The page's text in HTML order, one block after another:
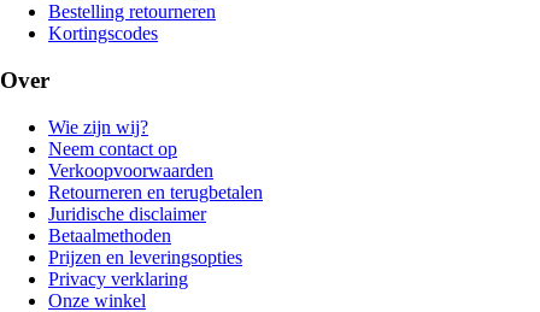
Bestelling retourneren
Kortingscodes
Over
Wie zijn wij?
Neem contact op
Verkoopvoorwaarden
Retourneren en terugbetalen
Juridische disclaimer
Betaalmethoden
Prijzen en leveringsopties
Privacy verklaring
Onze winkel